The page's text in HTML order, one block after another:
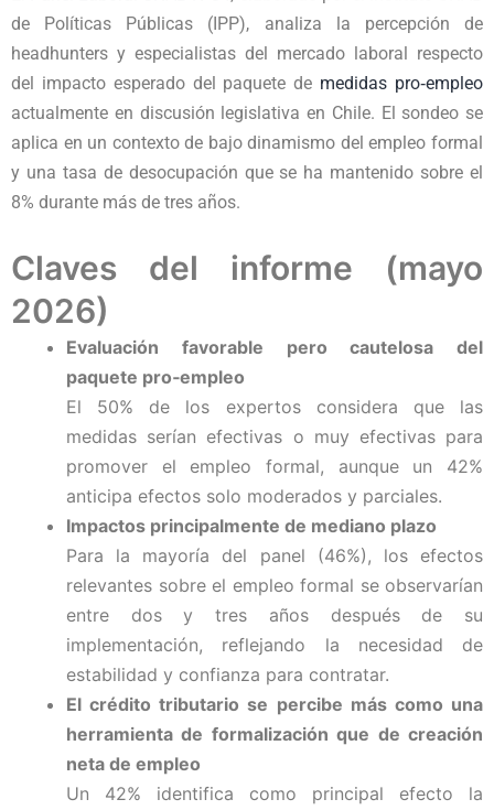
de Políticas Públicas (IPP), analiza la percepción de
headhunters y especialistas del mercado laboral respecto
del impacto esperado del paquete de medidas pro‑empleo
actualmente en discusión legislativa en Chile. El sondeo se
aplica en un contexto de bajo dinamismo del empleo formal
y una tasa de desocupación que se ha mantenido sobre el
8% durante más de tres años.
Claves del informe (mayo
2026)
Evaluación favorable pero cautelosa del
paquete pro‑empleo
El 50% de los expertos considera que las
medidas serían efectivas o muy efectivas para
promover el empleo formal, aunque un 42%
anticipa efectos solo moderados y parciales.
Impactos principalmente de mediano plazo
Para la mayoría del panel (46%), los efectos
relevantes sobre el empleo formal se observarían
entre dos y tres años después de su
implementación, reflejando la necesidad de
estabilidad y confianza para contratar.
El crédito tributario se percibe más como una
herramienta de formalización que de creación
neta de empleo
Un 42% identifica como principal efecto la